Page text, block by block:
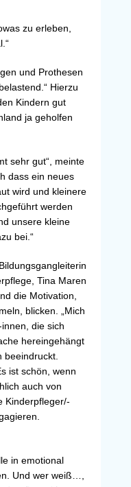
zu erleben,
und Prothesen
Hierzu
Kindern gut
ja geholfen
sehr gut“, meinte
dass ein neues
wird und kleinere
werden
unsere kleine
bei.“
Tina Maren
die Motivation,
blicken. „Mich
die sich
hereingehängt
beeindruckt.
ist schön, wenn
auch von
Kinderpfleger/-
in emotional
Und wer weiß…,